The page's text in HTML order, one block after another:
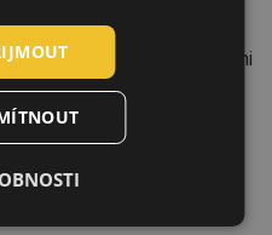
peroxidovými ani chlorovými
program, max. teplota
DUTCH
LATVIAN